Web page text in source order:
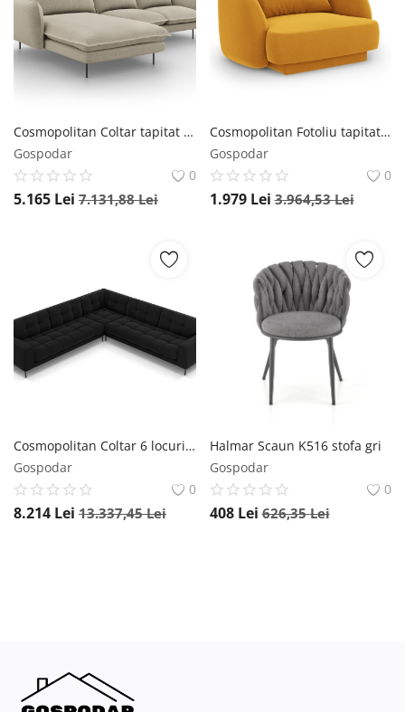
Cosmopolitan Coltar tapitat Vienna 5 locuri picioare negre – L255 x l170 x h95
Gospodar
0
5.165 Lei 7.131,88Lei
Cosmopolitan Fotoliu tapitat cu catifea Tulum
Gospodar
0
1.979 Lei 3.964,53Lei
Cosmopolitan Coltar 6 locuri Bali velvet/picioare negre – L256 x l256 x h75
Gospodar
0
8.214 Lei 13.337,45Lei
Halmar Scaun K516 stofa gri
Gospodar
0
408 Lei 626,35Lei